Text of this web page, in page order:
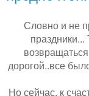
Словно и не
праздники...
дорогой..все
Но сейчас, к